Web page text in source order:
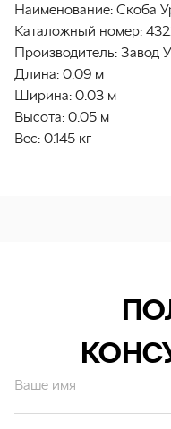
Наименование: Скоба
Каталожный номер:
Производитель: Завод
Длина: 0.09 м
Ширина: 0.03 м
Высота: 0.05 м
Вес: 0.145 кг
Ваше имя